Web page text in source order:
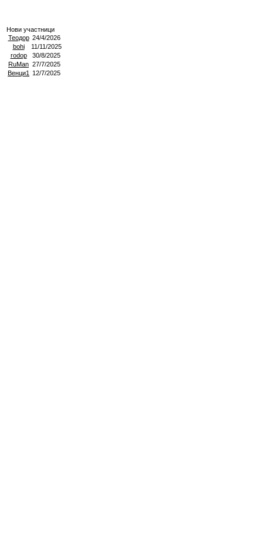
Нови участници
Теодор 24/4/2026
bohi
11/11/2025
rodop
30/8/2025
RuMan 27/7/2025
Венци1
12/7/2025